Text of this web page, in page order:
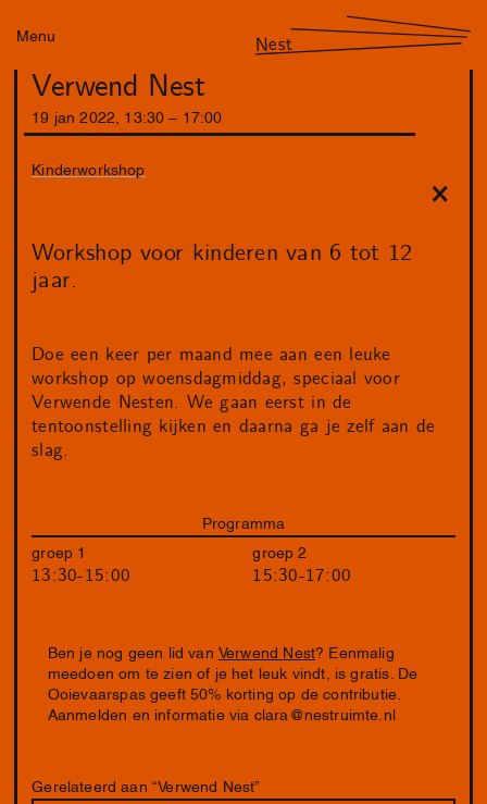
Menu Nest
Verwend Nest
19 jan 2022 13 :30 17 :00
Kinderworkshop
Workshop voor kinderen van 6 tot 12
jaar.
Doe een keer per maand mee aan een leuke
workshop op woensdagmiddag, speciaal voor
Verwende Nesten. We gaan eerst in de
tentoonstelling kijken en daarna ga je zelf aan de
slag.
Programma
groep 1
13:30-15:00
groep 2
15:30-17:00
Ben je nog geen lid van Verwend Nest? Eenmalig
meedoen om te zien of je het leuk vindt, is gratis. De
Ooievaarspas geeft 50% korting op de contributie.
Aanmelden en informatie via clara@nestruimte.nl
Gerelateerd aan “Verwend Nest”